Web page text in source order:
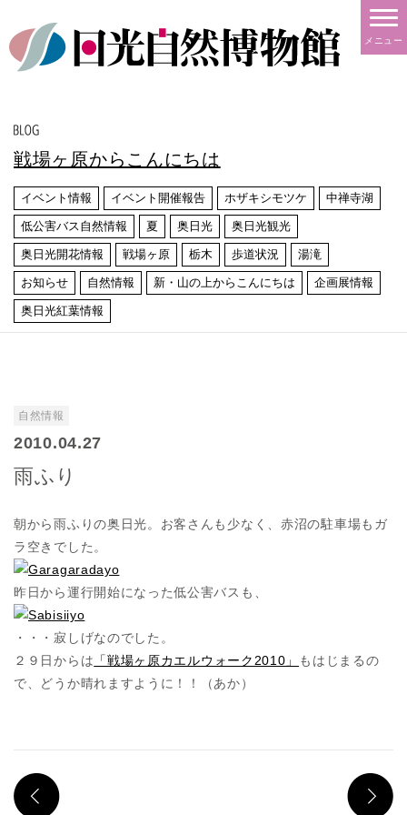
メニュー
戦場ヶ原からこんにちは
イベント情報 イベント開催報告 ホザキシモツケ 中禅寺湖
低公害バス自然情報 夏 奥日光 奥日光観光
奥日光開花情報 戦場ヶ原 栃木 歩道状況 湯滝
お知らせ 自然情報 新・山の上からこんにちは 企画展情報
奥日光紅葉情報
自然情報
2010.04.27
雨ふり
朝から雨ふりの奥日光。お客さんも少なく、赤沼の駐車場もガ
ラ空きでした。
昨日から運行開始になった低公害バスも、
・・・寂しげなのでした。
２９日からは 「戦場ヶ原カエルウォーク2010」
もはじまるの
で、どうか晴れますように！！（あか）